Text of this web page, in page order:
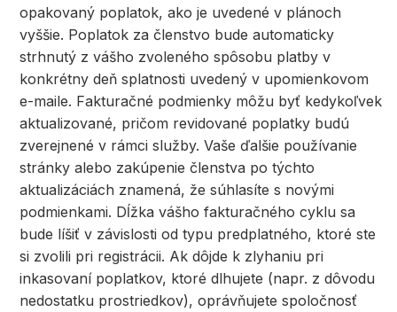
opakovaný poplatok, ako je uvedené v plánoch
vyššie. Poplatok za členstvo bude automaticky
strhnutý z vášho zvoleného spôsobu platby v
konkrétny deň splatnosti uvedený v upomienkovom
e-maile. Fakturačné podmienky môžu byť kedykoľvek
aktualizované, pričom revidované poplatky budú
zverejnené v rámci služby. Vaše ďalšie používanie
stránky alebo zakúpenie členstva po týchto
aktualizáciách znamená, že súhlasíte s novými
podmienkami. Dĺžka vášho fakturačného cyklu sa
bude líšiť v závislosti od typu predplatného, ktoré ste
si zvolili pri registrácii. Ak dôjde k zlyhaniu pri
inkasovaní poplatkov, ktoré dlhujete (napr. z dôvodu
nedostatku prostriedkov), oprávňujete spoločnosť